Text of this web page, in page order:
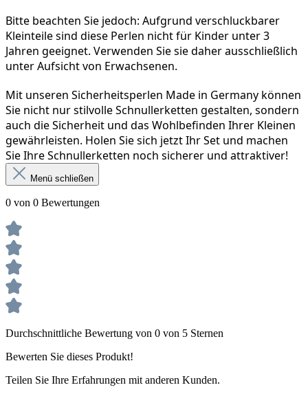
Bitte beachten Sie jedoch: Aufgrund verschluckbarer
Kleinteile sind diese Perlen nicht für Kinder unter 3
Jahren geeignet. Verwenden Sie sie daher ausschließlich
unter Aufsicht von Erwachsenen.
Mit unseren Sicherheitsperlen Made in Germany können
Sie nicht nur stilvolle Schnullerketten gestalten, sondern
auch die Sicherheit und das Wohlbefinden Ihrer Kleinen
gewährleisten. Holen Sie sich jetzt Ihr Set und machen
Sie Ihre Schnullerketten noch sicherer und attraktiver!
Menü schließen
0 von 0 Bewertungen
Durchschnittliche Bewertung von 0 von 5 Sternen
Bewerten Sie dieses Produkt!
Teilen Sie Ihre Erfahrungen mit anderen Kunden.